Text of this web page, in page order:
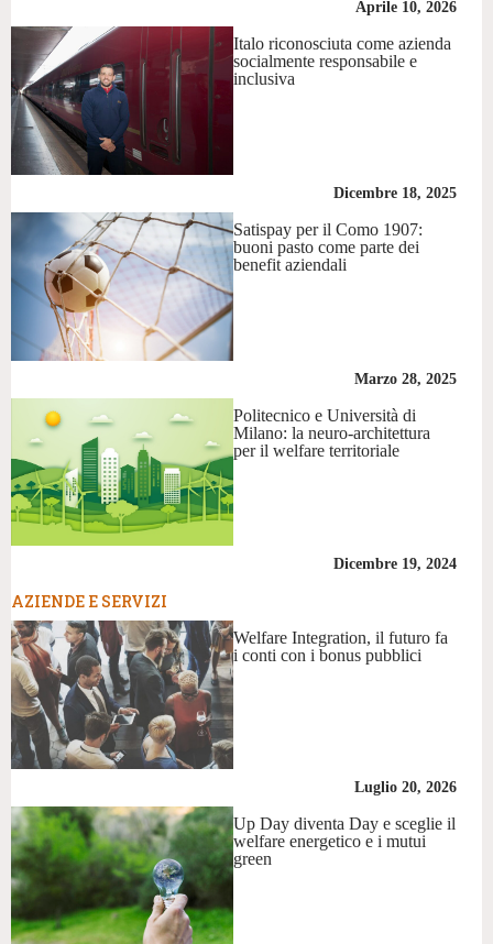
Aprile 10, 2026
Italo riconosciuta come azienda
socialmente responsabile e
inclusiva
Dicembre 18, 2025
Satispay per il Como 1907:
buoni pasto come parte dei
benefit aziendali
Marzo 28, 2025
Politecnico e Università di
Milano: la neuro-architettura
per il welfare territoriale
Dicembre 19, 2024
AZIENDE E SERVIZI
Welfare Integration, il futuro fa
i conti con i bonus pubblici
Luglio 20, 2026
Up Day diventa Day e sceglie il
welfare energetico e i mutui
green